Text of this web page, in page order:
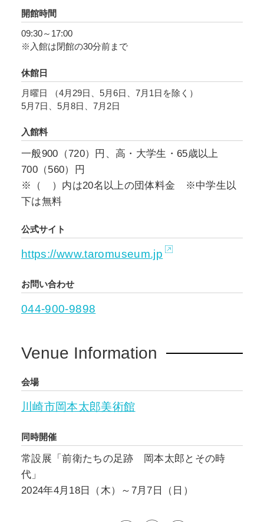
あふれる市場の様子など数多く撮影しました。
本展では、「食」を切り口として、油彩、彫
ど、岡本太郎の多彩な作品を岡本の言葉ととも
に紹介します。さらに、両親の岡本一平・かの
子と過ごした少年時代から、青年期を過ごした
つわる資料を展示します。人生、芸術、そして
食べることもまた闘いだと考えていた岡本太郎
を「食」という視点から読み解く試みです。
（※ 岡本太郎「食べ物に挑む 私の食事観」『暮
開館時間
09:30～17:00
※入館は閉館の30分前まで
休館日
月曜日 （4月29日、5月6日、7月1日を除く）
5月7日、5月8日、7月2日
入館料
一般900（720）円、高・大学生・65歳以上
700（560）円
※（ ）内は20名以上の団体料金 ※中学生以
下は無料
公式サイト
https://www.taromuseum.jp
お問い合わせ
044-900-9898
Venue Information
会場
川崎市岡本太郎美術館
同時開催
常設展「前衛たちの足跡 岡本太郎とその時
代」
2024年4月18日（木）～7月7日（日）